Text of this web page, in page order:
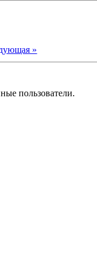
»
пользователи.